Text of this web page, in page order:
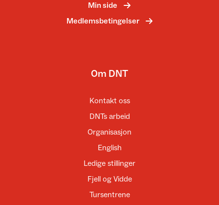
Min side
Medlemsbetingelser
Om DNT
Kontakt oss
DNTs arbeid
Organisasjon
English
Ledige stillinger
Fjell og Vidde
Tursentrene